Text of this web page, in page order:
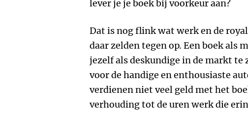
lever je je boek bij voorkeur aan?
Dat is nog flink wat werk en de
daar zelden tegen op. Een boek
jezelf als deskundige in de markt
voor de handige en enthousiaste
verdienen niet veel geld met het
verhouding tot de uren werk die